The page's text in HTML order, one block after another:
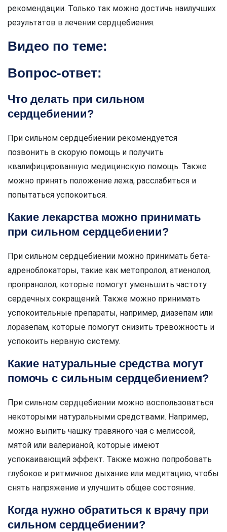
рекомендации. Только так можно достичь наилучших
результатов в лечении сердцебиения.
Видео по теме:
Вопрос-ответ:
Что делать при сильном
сердцебиении?
При сильном сердцебиении рекомендуется
позвонить в скорую помощь и получить
квалифицированную медицинскую помощь. Также
можно принять положение лежа, расслабиться и
попытаться успокоиться.
Какие лекарства можно принимать
при сильном сердцебиении?
При сильном сердцебиении можно принимать бета-
адреноблокаторы, такие как метопролол, атиенолол,
пропранолол, которые помогут уменьшить частоту
сердечных сокращений. Также можно принимать
успокоительные препараты, например, диазепам или
лоразепам, которые помогут снизить тревожность и
успокоить нервную систему.
Какие натуральные средства могут
помочь с сильным сердцебиением?
При сильном сердцебиении можно воспользоваться
некоторыми натуральными средствами. Например,
можно выпить чашку травяного чая с мелиссой,
мятой или валерианой, которые имеют
успокаивающий эффект. Также можно попробовать
глубокое и ритмичное дыхание или медитацию, чтобы
снять напряжение и улучшить общее состояние.
Когда нужно обратиться к врачу при
сильном сердцебиении?